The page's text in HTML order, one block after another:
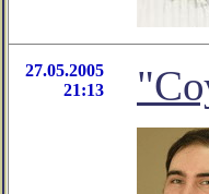
27.05.2005
21:13